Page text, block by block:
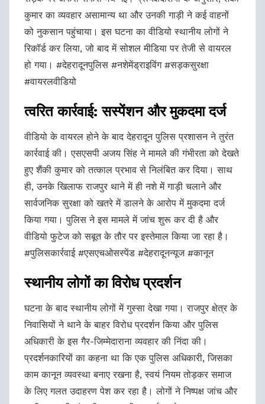
कुमार का व्यवहार असामान्य था और उनकी गाड़ी ने कई वाहनों
को नुकसान पहुंचाया। इस घटना का वीडियो स्थानीय लोगों ने
रिकॉर्ड कर लिया, जो बाद में सोशल मीडिया पर तेजी से वायरल
हो गया। #देहरादूनपुलिस #नशेमेंड्राइविंग #सड़कसुरक्षा
#वायरलवीडियो
त्वरित कार्रवाई: सस्पेंशन और मुकदमा दर्ज
वीडियो के वायरल होने के बाद देहरादून पुलिस प्रशासन ने तुरंत
कार्रवाई की। एसएसपी अजय सिंह ने मामले की गंभीरता को देखते
हुए शैंकी कुमार को तत्काल प्रभाव से निलंबित कर दिया। साथ
ही, उनके खिलाफ राजपुर थाने में ही नशे में गाड़ी चलाने और
सार्वजनिक सुरक्षा को खतरे में डालने के आरोप में मुकदमा दर्ज
किया गया। पुलिस ने इस मामले में जांच शुरू कर दी है और
वीडियो फुटेज को सबूत के तौर पर इस्तेमाल किया जा रहा है।
#पुलिसकार्रवाई #एसएचओसस्पेंड #देहरादूनन्यूज #कानून
स्थानीय लोगों का विरोध प्रदर्शन
घटना के बाद स्थानीय लोगों में गुस्सा देखा गया। राजपुर क्षेत्र के
निवासियों ने थाने के बाहर विरोध प्रदर्शन किया और पुलिस
अधिकारी के इस गैर-जिम्मेदाराना व्यवहार की निंदा की।
प्रदर्शनकारियों का कहना था कि एक पुलिस अधिकारी, जिसका
काम कानून व्यवस्था बनाए रखना है, स्वयं नियम तोड़कर समाज
के लिए गलत उदाहरण पेश कर रहा है। लोगों ने निष्पक्ष जांच और